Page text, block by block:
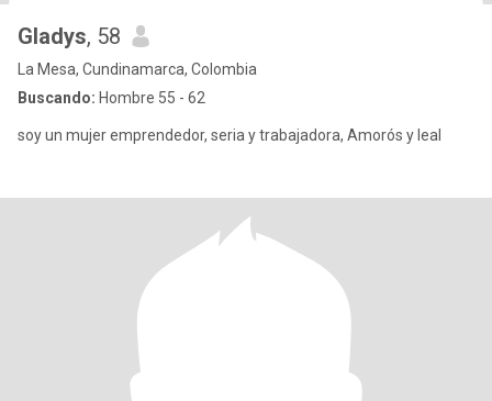
Gladys, 58
La Mesa, Cundinamarca, Colombia
Buscando: Hombre 55 - 62
soy un mujer emprendedor, seria y trabajadora, Amorós y leal